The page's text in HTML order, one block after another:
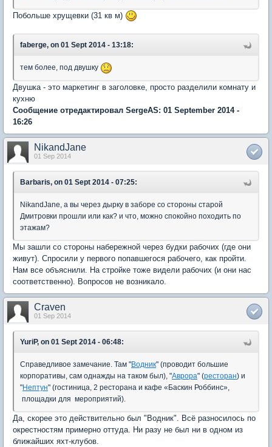
Побольше хрущевки (31 кв м)
faberge, on 01 Sept 2014 - 13:18:
тем более, под двушку
Двушка - это маркетинг в заголовке, просто разделили комнату и
кухню
Сообщение отредактировал SergeAS: 01 September 2014 -
16:26
NikandJane
01 Sep 2014
Barbaris, on 01 Sept 2014 - 07:25:
NikandJane, а вы через дырку в заборе со стороны старой
Дмитровки прошли или как? и что, можно спокойно походить по
этажам?
Мы зашли со стороны набережной через будки рабочих (где они
живут). Спросили у первого попавшегося рабочего, как пройти.
Нам все объяснили. На стройке тоже видели рабочих (и они нас
соответственно). Вопросов не возникало.
Craven
01 Sep 2014
YuriP, on 01 Sept 2014 - 06:48:
Справедливое замечание. Там "Водник" (проводит большие
корпоративы, сам однажды на таком был), "Аврора" (ресторан) и
"Нептун" (гостиница, 2 ресторана и кафе «Баскин Роббинс»,
площадки для мероприятий).
Да, скорее это действительно был "Водник". Всё разносилось по
окрестностям примерно оттуда. Ни разу не был ни в одном из
ближайших яхт-клубов.